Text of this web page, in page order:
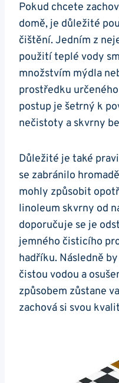
Pokud chcete
domě, je důležité
čištění. Jedním z
použití teplé vody
množstvím mýdla
prostředku
postup je šetrný k
nečistoty a skvrny
Důležité je také
se zabránilo
mohly způsobit
linoleum skvrny od
doporučuje se je
jemného čisticího
hadříku. Následně
čistou vodou a
způsobem zůstane
zachová si svou